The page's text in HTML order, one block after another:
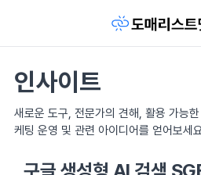
인사이트
새로운 도구, 전문가의 견해, 활용 가능
케팅 운영 및 관련 아이디어를 얻어보세